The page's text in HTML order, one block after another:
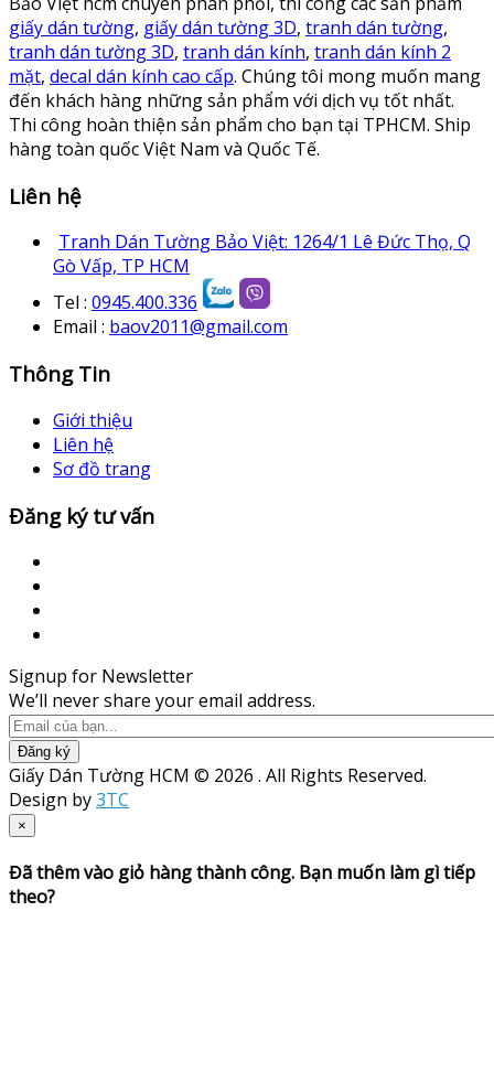
giấy dán tường, giấy dán tường 3D, tranh dán tường,
tranh dán tường 3D, tranh dán kính, tranh dán kính 2
mặt, decal dán kính cao cấp. Chúng tôi mong muốn mang
đến khách hàng những sản phẩm với dịch vụ tốt nhất.
Thi công hoàn thiện sản phẩm cho bạn tại TPHCM. Ship
hàng toàn quốc Việt Nam và Quốc Tế.
Liên hệ
Tranh Dán Tường Bảo Việt: 1264/1 Lê Đức Thọ, Q
Gò Vấp, TP HCM
Tel : 0945.400.336
Email : baov2011@gmail.com
Thông Tin
Giới thiệu
Liên hệ
Sơ đồ trang
Đăng ký tư vấn
Signup for Newsletter
We’ll never share your email address.
Đăng ký
Giấy Dán Tường HCM © 2026 . All Rights Reserved.
Design by3TC
×
Đã thêm vào giỏ hàng thành công. Bạn muốn làm gì tiếp
theo?